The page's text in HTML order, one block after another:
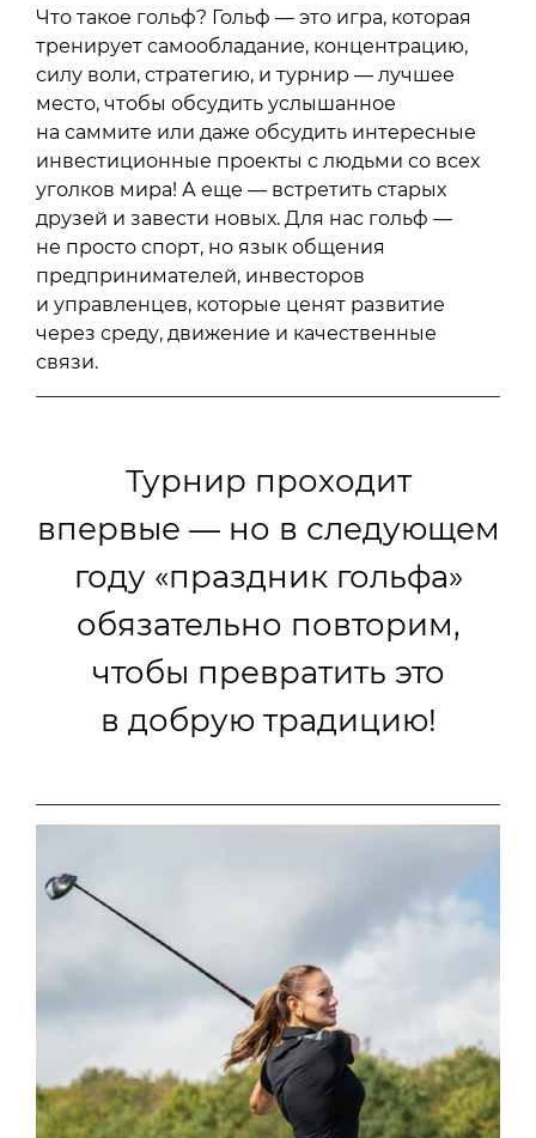
Что такое гольф? Гольф — это игра, которая
тренирует самообладание, концентрацию,
силу воли, стратегию, и турнир — лучшее
место, чтобы обсудить услышанное
на саммите или даже обсудить интересные
инвестиционные проекты с людьми со всех
уголков мира! А еще — встретить старых
друзей и завести новых. Для нас гольф —
не просто спорт, но язык общения
предпринимателей, инвесторов
и управленцев, которые ценят развитие
через среду, движение и качественные
связи.
Турнир проходит
впервые — но в следующем
году «праздник гольфа»
обязательно повторим,
чтобы превратить это
в добрую традицию!